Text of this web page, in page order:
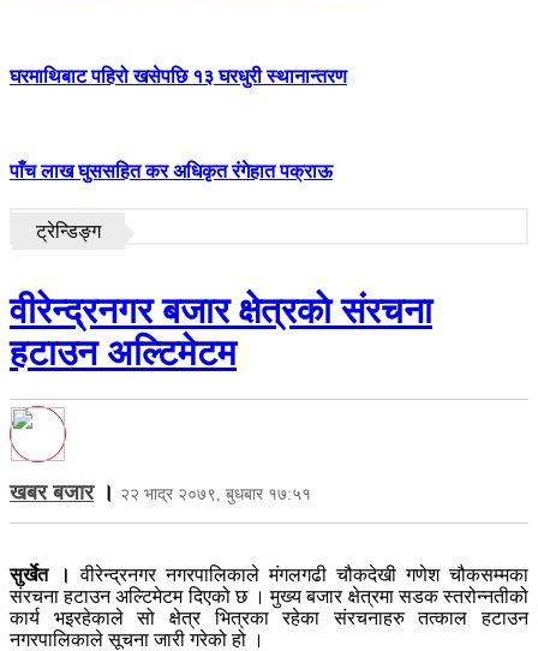
घरमाथिबाट पहिरो खसेपछि १३ घरधुरी स्थानान्तरण
पाँच लाख घुससहित कर अधिकृत रंगेहात पक्राऊ
ट्रेन्डिङ्ग
वीरेन्द्रनगर बजार क्षेत्रकाे संरचना
हटाउन अल्टिमेटम
खबर बजार। २२ भाद्र २०७९, बुधबार १७:५१
सुर्खेत । वीरेन्द्रनगर नगरपालिकाले मंगलगढी चौकदेखी गणेश चौकसम्मका
संरचना हटाउन अल्टिमेटम दिएको छ । मुख्य बजार क्षेत्रमा सडक स्तरोन्नतीको
कार्य भइरहेकाले सो क्षेत्र भित्रका रहेका संरचनाहरु तत्काल हटाउन
नगरपालिकाले सूचना जारी गरेको हो ।